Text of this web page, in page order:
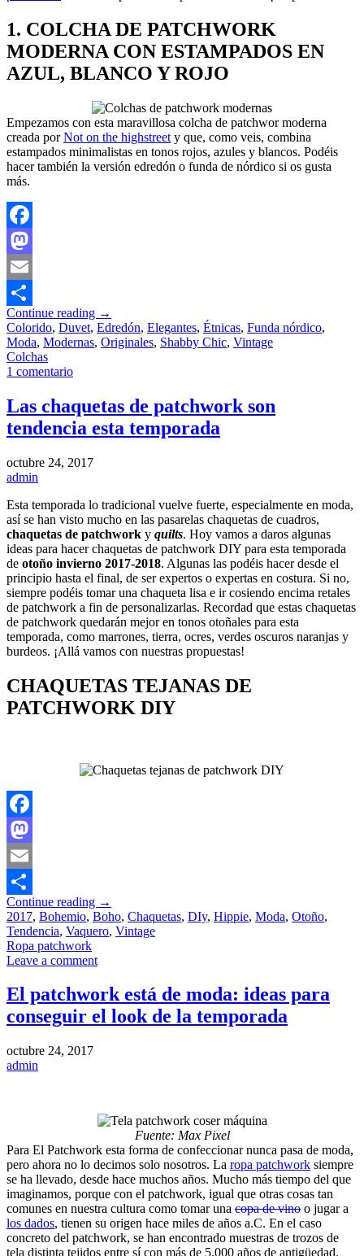
1. COLCHA DE PATCHWORK
MODERNA CON ESTAMPADOS EN
AZUL, BLANCO Y ROJO
Empezamos con esta maravillosa colcha de patchwor moderna
creada porNot on the highstreet y que, como veis, combina
estampados minimalistas en tonos rojos, azules y blancos. Podéis
hacer también la versión edredón o funda de nórdico si os gusta
más.
Facebook
Mastodon
Email
Compartir
Continue reading →
Colorido, Duvet, Edredón, Elegantes, Étnicas, Funda nórdico,
Moda, Modernas, Originales, Shabby Chic, Vintage
Colchas
1 comentario
Las chaquetas de patchwork son
tendencia esta temporada
octubre 24, 2017
admin
Esta temporada lo tradicional vuelve fuerte, especialmente en moda,
así se han visto mucho en las pasarelas chaquetas de cuadros,
chaquetas de patchwork y quilts. Hoy vamos a daros algunas
ideas para hacer chaquetas de patchwork DIY para esta temporada
de otoño invierno 2017-2018. Algunas las podéis hacer desde el
principio hasta el final, de ser expertos o expertas en costura. Si no,
siempre podéis tomar una chaqueta lisa e ir cosiendo encima retales
de patchwork a fin de personalizarlas. Recordad que estas chaquetas
de patchwork quedarán mejor en tonos otoñales para esta
temporada, como marrones, tierra, ocres, verdes oscuros naranjas y
burdeos. ¡Allá vamos con nuestras propuestas!
CHAQUETAS TEJANAS DE
PATCHWORK DIY
Facebook
Mastodon
Email
Compartir
Continue reading →
2017, Bohemio, Boho, Chaquetas, DIy, Hippie, Moda, Otoño,
Tendencia, Vaquero, Vintage
Ropa patchwork
Leave a comment
El patchwork está de moda: ideas para
conseguir el look de la temporada
octubre 24, 2017
admin
Fuente: Max Pixel
Para El Patchwork esta forma de confeccionar nunca pasa de moda,
pero ahora no lo decimos solo nosotros. La ropa patchwork siempre
se ha llevado, desde hace muchos años. Mucho más tiempo del que
imaginamos, porque con el patchwork, igual que otras cosas tan
comunes en nuestra cultura como tomar una copa de vino o jugar a
los dados, tienen su origen hace miles de años a.C. En el caso
concreto del patchwork, se han encontrado muestras de trozos de
tela distinta tejidos entre sí con más de 5.000 años de antigüedad.